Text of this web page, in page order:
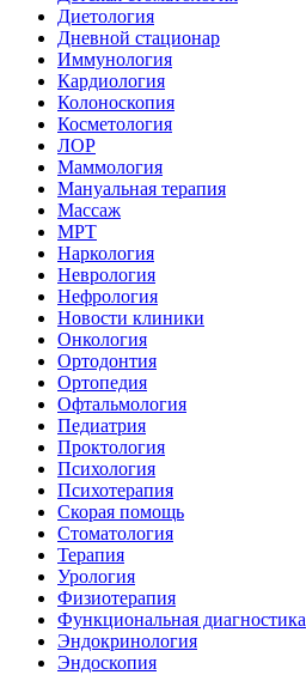
Диетология
Дневной стационар
Иммунология
Кардиология
Колоноскопия
Косметология
ЛОР
Маммология
Мануальная терапия
Массаж
МРТ
Наркология
Неврология
Нефрология
Новости клиники
Онкология
Ортодонтия
Ортопедия
Офтальмология
Педиатрия
Проктология
Психология
Психотерапия
Скорая помощь
Стоматология
Терапия
Урология
Физиотерапия
Функциональная диагностика
Эндокринология
Эндоскопия